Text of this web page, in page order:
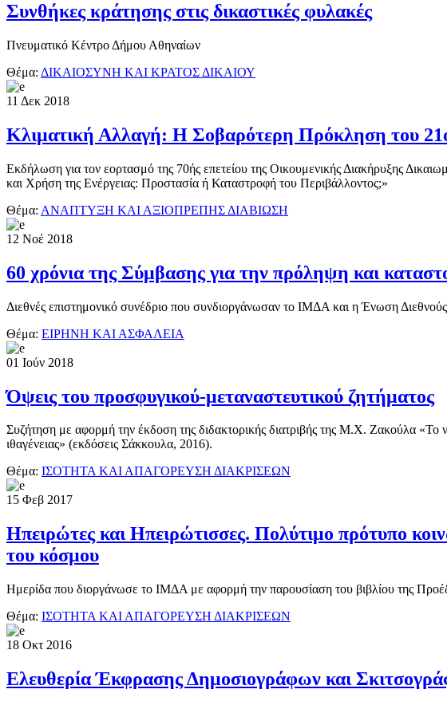
Συνθήκες κράτησης στις δικαστικές φυλακές
Πνευματικό Κέντρο Δήμου Αθηναίων
Θέμα: ΔΙΚΑΙΟΣΥΝΗ ΚΑΙ ΚΡΑΤΟΣ ΔΙΚΑΙΟΥ
11 Δεκ 2018
Κλιματική Αλλαγή: Η Σοβαρότερη Πρόκληση του
Εκδήλωση για τον εορτασμό της 70ής επετείου της Οικουμενικής Διακήρυξης
και Χρήση της Ενέργειας: Προστασία ή Καταστροφή του Περιβάλλοντος;»
Θέμα: ΑΝΑΠΤΥΞΗ ΚΑΙ ΑΞΙΟΠΡΕΠΗΣ ΔΙΑΒΙΩΣΗ
12 Νοέ 2018
60 χρόνια της Σύμβασης για την πρόληψη και
Διεθνές επιστημονικό συνέδριο που συνδιοργάνωσαν το ΙΜΔΑ και η Ένωση
Θέμα: ΕΙΡΗΝΗ ΚΑΙ ΑΣΦΑΛΕΙΑ
01 Ιούν 2018
Όψεις του προσφυγικού-μεταναστευτικού ζητήματος
Συζήτηση με αφορμή την έκδοση της διδακτορικής διατριβής της Μ.Χ. Ζακούλα «Το
ιθαγένειας» (εκδόσεις Σάκκουλα, 2016).
Θέμα: ΙΣΟΤΗΤΑ ΚΑΙ ΑΠΑΓΟΡΕΥΣΗ ΔΙΑΚΡΙΣΕΩΝ
15 Φεβ 2017
Ηπειρώτες και Ηπειρώτισσες. Πολύτιμο πρότυπο
του κόσμου
Ημερίδα που διοργάνωσε το ΙΜΔΑ με αφορμή την παρουσίαση του βιβλίου της
Θέμα: ΙΣΟΤΗΤΑ ΚΑΙ ΑΠΑΓΟΡΕΥΣΗ ΔΙΑΚΡΙΣΕΩΝ
18 Οκτ 2016
Ελευθερία Έκφρασης Δημοσιογράφων και